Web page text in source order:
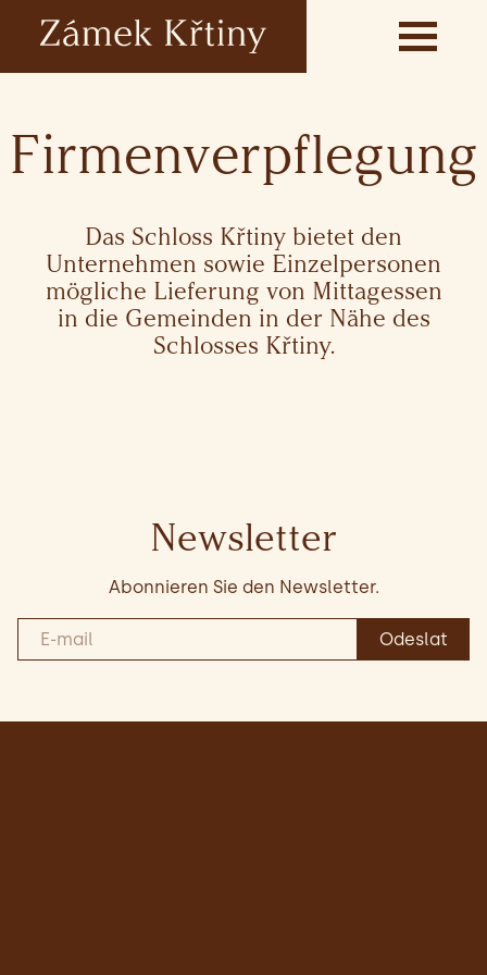
Firmenverpflegung
Das Schloss Křtiny bietet den
Unternehmen sowie Einzelpersonen
mögliche Lieferung von Mittagessen
in die Gemeinden in der Nähe des
Schlosses Křtiny.
Newsletter
Abonnieren Sie den Newsletter.